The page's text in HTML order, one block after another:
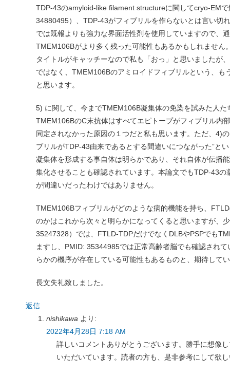
TDP-43のamyloid-like filament structureに関してcryo-EM
34880495）、TDP-43がフィブリルを作らないとは言い切
では既報よりも強力な界面活性剤を使用していますので、
TMEM106Bがより多く残った可能性もあるかもしれません
タイトルがキャッチーなので私も「おっ」と思いましたが
ではなく、TMEM106Bのアミロイドフィブリルという、も
と思います。
5) に関して、今までTMEM106B凝集体の免染を試みた人た
TMEM106BのC末抗体はすべてエピトープがフィブリル内
同定されなかった原因の１つだと私も思います。ただ、4)
ブリルがTDP-43由来であるとする間違いにつながった”と
凝集体を形成する事自体は明らかであり、それ自体が伝播
集化させることも確認されています。本論文でもTDP-43
が間違いだったわけではありません。
TMEM106Bフィブリルがどのような病的機能を持ち、
のかはこれから次々と明らかになってくると思いますが、
35247328）では、FTLD-TDPだけでなくDLBやPSPでも
ますし、PMID: 35344985では正常高齢者脳でも確認され
らかの機序が存在している可能性もあるものと、期待して
長文失礼致しました。
返信
nishikawa より:
2022年4月28日 7:18 AM
詳しいコメントありがとうございます。勝手に想像
いただいています。読者の方も、是非参考にして欲